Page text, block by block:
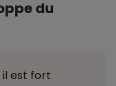
du
il est fort